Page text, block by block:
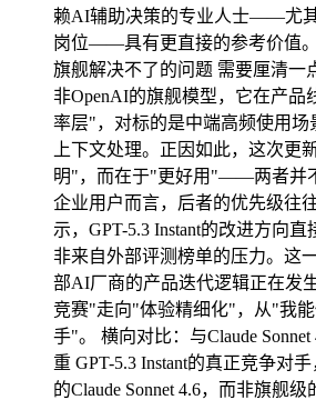
赖AI辅助决策的专业人士——尤
岗位——具有更直接的参考价值
旗舰解决不了的问题 需要厘清一
非OpenAI的旗舰模型，它在产品
率层"，对标的是中端高频使用场
上下文处理。正因如此，这次更
明"，而在于"更好用"——两者并
企业用户而言，后者的优先级往
示，GPT-5.3 Instant的改进方向
非来自外部评测榜单的压力。这
部AI厂商的产品迭代逻辑正在发
竞赛"走向"体验精细化"，从"我
手"。 横向对比：与Claude
重 GPT-5.3 Instant的真正竞争对
的Claude Sonnet 4.6，而非旗舰级